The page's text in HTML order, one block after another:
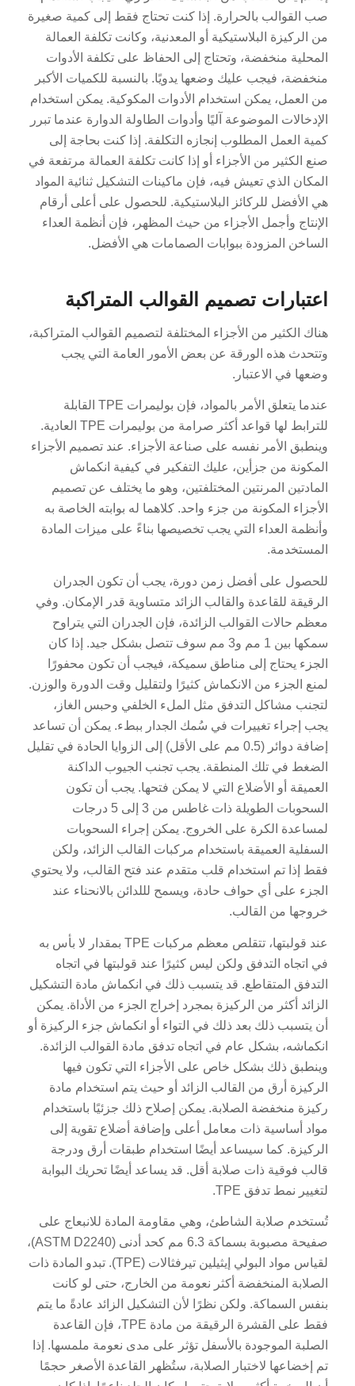
صب القوالب بالحرارة. إذا كنت تحتاج فقط إلى كمية صغيرة
من الركيزة البلاستيكية أو المعدنية، وكانت تكلفة العمالة
المحلية منخفضة، وتحتاج إلى الحفاظ على تكلفة الأدوات
منخفضة، فيجب عليك وضعها يدويًا. بالنسبة للكميات الأكبر
من العمل، يمكن استخدام الأدوات المكوكية. يمكن استخدام
الإدخالات الموضوعة آليًا وأدوات الطاولة الدوارة عندما تبرر
كمية العمل المطلوب إنجازه التكلفة. إذا كنت بحاجة إلى
صنع الكثير من الأجزاء أو إذا كانت تكلفة العمالة مرتفعة في
المكان الذي تعيش فيه، فإن ماكينات التشكيل ثنائية المواد
هي الأفضل للركائز البلاستيكية. للحصول على أعلى أرقام
الإنتاج وأجمل الأجزاء من حيث المظهر، فإن أنظمة العداء
الساخن المزودة ببوابات الصمامات هي الأفضل.
اعتبارات تصميم القوالب المتراكبة
هناك الكثير من الأجزاء المختلفة لتصميم القوالب المتراكبة،
وتتحدث هذه الورقة عن بعض الأمور العامة التي يجب
وضعها في الاعتبار.
عندما يتعلق الأمر بالمواد، فإن بوليمرات TPE القابلة
للترابط لها قواعد أكثر صرامة من بوليمرات TPE العادية.
وينطبق الأمر نفسه على صناعة الأجزاء. عند تصميم الأجزاء
المكونة من جزأين، عليك التفكير في كيفية انكماش
المادتين المرنتين المختلفتين، وهو ما يختلف عن تصميم
الأجزاء المكونة من جزء واحد. كلاهما له بوابته الخاصة به
وأنظمة العداء التي يجب تخصيصها بناءً على ميزات المادة
المستخدمة.
للحصول على أفضل زمن دورة، يجب أن تكون الجدران
الرقيقة للقاعدة والقالب الزائد متساوية قدر الإمكان. وفي
معظم حالات القوالب الزائدة، فإن الجدران التي يتراوح
سمكها بين 1 مم و3 مم سوف تتصل بشكل جيد. إذا كان
الجزء يحتاج إلى مناطق سميكة، فيجب أن تكون محفورًا
لمنع الجزء من الانكماش كثيرًا ولتقليل وقت الدورة والوزن.
لتجنب مشاكل التدفق مثل الملء الخلفي وحبس الغاز،
يجب إجراء تغييرات في سُمك الجدار ببطء. يمكن أن تساعد
إضافة دوائر (0.5 مم على الأقل) إلى الزوايا الحادة في تقليل
الضغط في تلك المنطقة. يجب تجنب الجيوب الداكنة
العميقة أو الأضلاع التي لا يمكن فتحها. يجب أن تكون
السحوبات الطويلة ذات غاطس من 3 إلى 5 درجات
لمساعدة الكرة على الخروج. يمكن إجراء السحوبات
السفلية العميقة باستخدام مركبات القالب الزائد، ولكن
فقط إذا تم استخدام قلب متقدم عند فتح القالب، ولا يحتوي
الجزء على أي حواف حادة، ويسمح لللدائن بالانحناء عند
خروجها من القالب.
عند قولبتها، تتقلص معظم مركبات TPE بمقدار لا بأس به
في اتجاه التدفق ولكن ليس كثيرًا عند قولبتها في اتجاه
التدفق المتقاطع. قد يتسبب ذلك في انكماش مادة التشكيل
الزائد أكثر من الركيزة بمجرد إخراج الجزء من الأداة. يمكن
أن يتسبب ذلك بعد ذلك في التواء أو انكماش جزء الركيزة أو
انكماشه، بشكل عام في اتجاه تدفق مادة القوالب الزائدة.
وينطبق ذلك بشكل خاص على الأجزاء التي تكون فيها
الركيزة أرق من القالب الزائد أو حيث يتم استخدام مادة
ركيزة منخفضة الصلابة. يمكن إصلاح ذلك جزئيًا باستخدام
مواد أساسية ذات معامل أعلى وإضافة أضلاع تقوية إلى
الركيزة. كما سيساعد أيضًا استخدام طبقات أرق ودرجة
قالب فوقية ذات صلابة أقل. قد يساعد أيضًا تحريك البوابة
لتغيير نمط تدفق TPE.
تُستخدم صلابة الشاطئ، وهي مقاومة المادة للانبعاج على
صفيحة مصبوبة بسماكة 6.3 مم كحد أدنى (ASTM D2240)،
لقياس مواد البولي إيثيلين تيرفثالات (TPE). تبدو المادة ذات
الصلابة المنخفضة أكثر نعومة من الخارج، حتى لو كانت
بنفس السماكة. ولكن نظرًا لأن التشكيل الزائد عادةً ما يتم
فقط على القشرة الرقيقة من مادة TPE، فإن القاعدة
الصلبة الموجودة بالأسفل تؤثر على مدى نعومة ملمسها. إذا
تم إخضاعها لاختبار الصلابة، ستُظهر القاعدة الأصغر حجمًا